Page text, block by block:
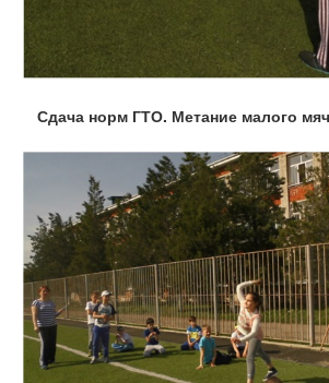
Сдача норм ГТО. Метание малого